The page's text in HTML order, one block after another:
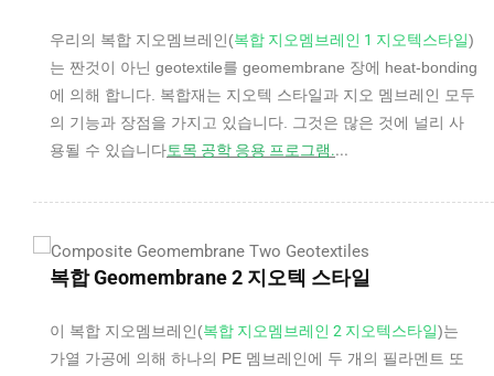
우리의 복합 지오멤브레인(복합 지오멤브레인 1 지오텍스타일)
는 짠것이 아닌 geotextile를 geomembrane 장에 heat-bonding
에 의해 합니다. 복합재는 지오텍 스타일과 지오 멤브레인 모두
의 기능과 장점을 가지고 있습니다. 그것은 많은 것에 널리 사
용될 수 있습니다토목 공학 응용 프로그램....
복합 Geomembrane 2 지오텍 스타일
이 복합 지오멤브레인(복합 지오멤브레인 2 지오텍스타일)는
가열 가공에 의해 하나의 PE 멤브레인에 두 개의 필라멘트 또